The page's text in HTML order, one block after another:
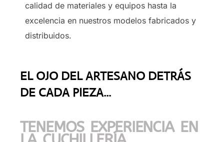
calidad de materiales y equipos hasta la
excelencia en nuestros modelos fabricados y
distribuidos.
EL OJO DEL ARTESANO DETRÁS
DE CADA PIEZA...
TENEMOS EXPERIENCIA EN